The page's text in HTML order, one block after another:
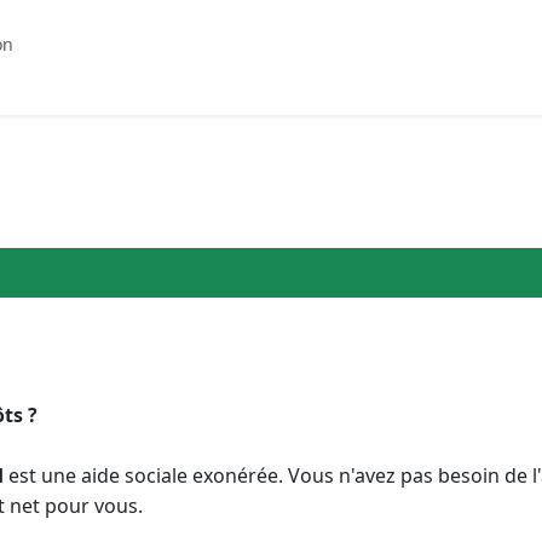
?
est une aide sociale exonérée. Vous n'avez pas besoin
net pour vous.